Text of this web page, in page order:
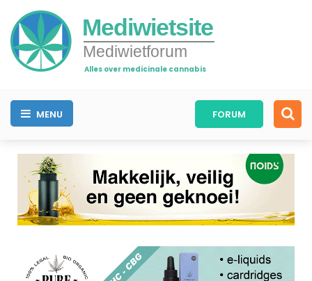
Mediwietsite
Mediwietforum
Alles over medicinale cannabis
MENU FORUM